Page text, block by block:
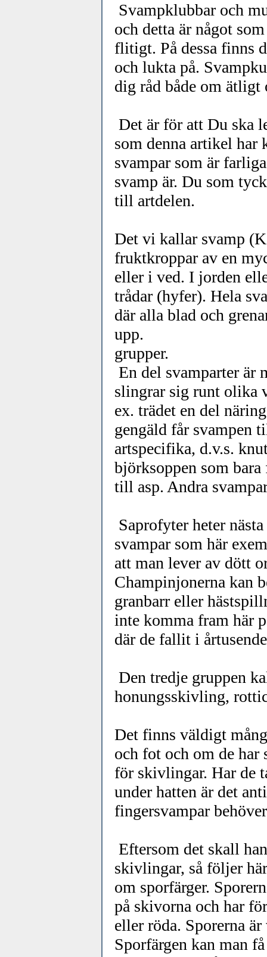
Svampklubbar och
och detta är något
flitigt. På dessa finns
och lukta på.
dig råd både om
Det är för att Du ska
som denna artikel
svampar som är
svamp är. Du som
till artdelen.
Det vi kallar svamp
fruktkroppar av en
eller i ved. I jorden
trådar (hyfer). Hela
där alla blad och
upp.
grupper.
En del svamparter är
slingrar sig runt olika
ex. trädet en del
gengäld får svampen
artspecifika, d.v.s.
björksoppen som
till asp. Andra
Saprofyter heter
svampar som här
att man lever av dött
Champinjonerna kan
granbarr eller
inte komma fram här
där de fallit i
Den tredje gruppen
honungsskivling,
Det finns väldigt
och fot och om de har
för skivlingar. Har de
under hatten är det
fingersvampar
Eftersom det skall
skivlingar, så följer
om sporfärger.
på skivorna och har
eller röda. Sporerna
Sporfärgen kan man